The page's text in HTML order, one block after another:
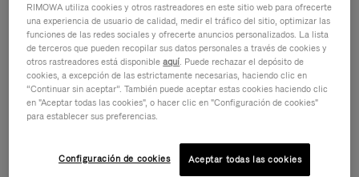
VÍDEO
SONIDO
RIMOWA utiliza cookies y otros rastreadores en este sitio web para ofrecerte
una experiencia de usuario de calidad, medir el tráfico del sitio, optimizar las
funciones de las redes sociales y ofrecerte anuncios personalizados. La lista
de terceros que pueden recopilar sus datos personales a través de cookies y
otros rastreadores está disponibleaquí. Puede rechazar el depósito de
cookies, a excepción de las estrictamente necesarias, haciendo clic en
“Continuar sin aceptar”. También puede aceptar estas cookies haciendo clic
en "Aceptar todas las cookies", o hacer clic en "Configuración de cookies"
para establecer sus preferencias.
Configuración de cookies Aceptar todas las cookies